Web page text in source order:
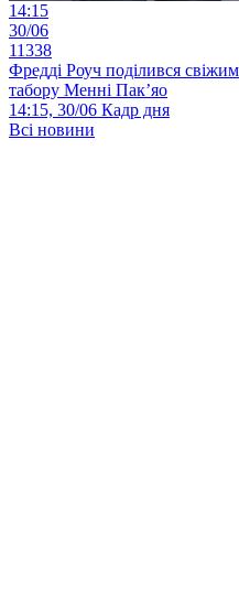
14:15
30/06
11338
Фредді Роуч поділився
табору Менні Пак’яо
14:15, 30/06 Кадр дня
Всі новини